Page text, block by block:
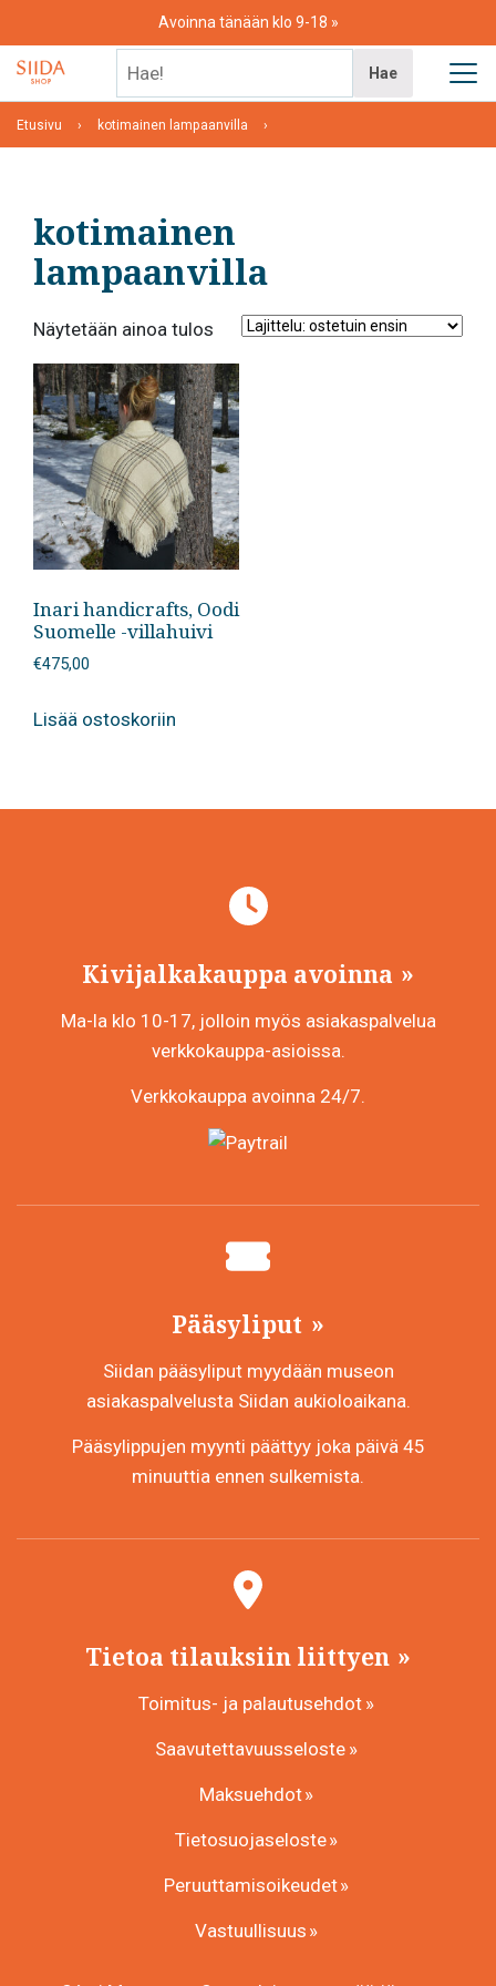
content
Avoinna tänään klo 9-18
Hae
Etusivu kotimainen lampaanvilla
kotimainen
lampaanvilla
Näytetään ainoa tulos
Inari handicrafts, Oodi
Suomelle -villahuivi
€475,00
Lisää ostoskoriin
Kivijalkakauppa avoinna
Ma-la klo 10-17, jolloin myös asiakaspalvelua
verkkokauppa-asioissa.
Verkkokauppa avoinna 24/7.
Pääsyliput
Siidan pääsyliput myydään museon
asiakaspalvelusta Siidan aukioloaikana.
Pääsylippujen myynti päättyy joka päivä 45
minuuttia ennen sulkemista.
Tietoa tilauksiin liittyen
Toimitus- ja palautusehdot
Saavutettavuusseloste
Maksuehdot
Tietosuojaseloste
Peruuttamisoikeudet
Vastuullisuus